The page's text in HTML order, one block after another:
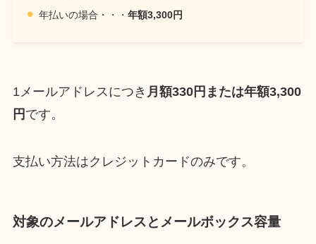
年払いの場合・・・年額3,300円
1メールアドレスにつき 月額330円または年額3,300
円 です。
支払い方法はクレジットカードのみです。
対象のメールアドレスとメールボックス容量